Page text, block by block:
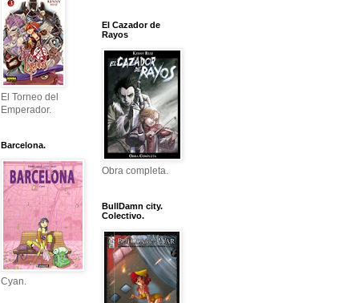
El Torneo del
Emperador.
Barcelona.
Cyan.
El Cazador de
Rayos
Obra completa.
BullDamn city.
Colectivo.